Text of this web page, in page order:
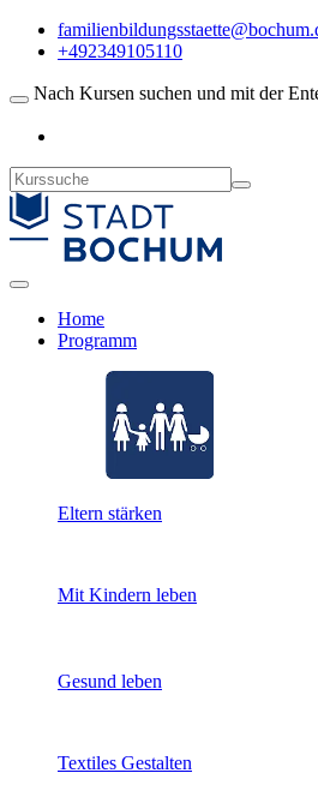
+492349105110
Nach Kursen suchen und mit der
Home
Programm
Eltern stärken
Mit Kindern leben
Gesund leben
Textiles Gestalten